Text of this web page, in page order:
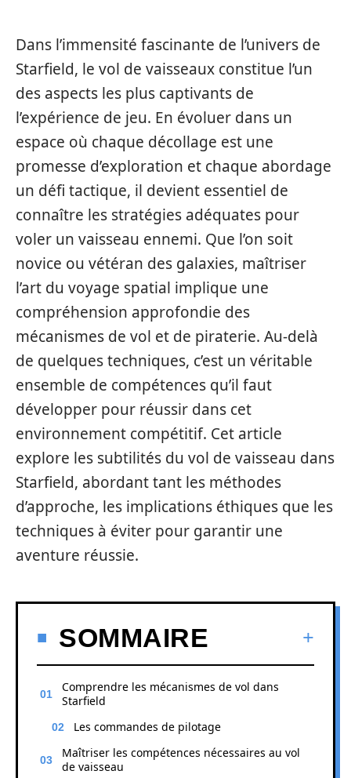
Dans l’immensité fascinante de l’univers de
Starfield, le vol de vaisseaux constitue l’un
des aspects les plus captivants de
l’expérience de jeu. En évoluer dans un
espace où chaque décollage est une
promesse d’exploration et chaque abordage
un défi tactique, il devient essentiel de
connaître les stratégies adéquates pour
voler un vaisseau ennemi. Que l’on soit
novice ou vétéran des galaxies, maîtriser
l’art du voyage spatial implique une
compréhension approfondie des
mécanismes de vol et de piraterie. Au-delà
de quelques techniques, c’est un véritable
ensemble de compétences qu’il faut
développer pour réussir dans cet
environnement compétitif. Cet article
explore les subtilités du vol de vaisseau dans
Starfield, abordant tant les méthodes
d’approche, les implications éthiques que les
techniques à éviter pour garantir une
aventure réussie.
SOMMAIRE
Comprendre les mécanismes de vol dans
Starfield
Les commandes de pilotage
Maîtriser les compétences nécessaires au vol
de vaisseau